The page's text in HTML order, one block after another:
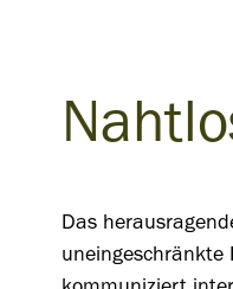
Das
uneingeschränkte